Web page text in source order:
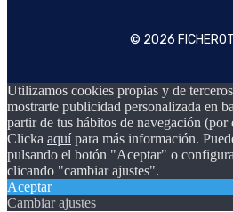
© 2026
Utilizamos cookies propias y de
mostrarte publicidad personalizada en
partir de tus hábitos de navegación (por
Clicka aquípara más información.
pulsando el botón "Aceptar" o
clicando "cambiar ajustes".
Aceptar
Cambiar ajustes